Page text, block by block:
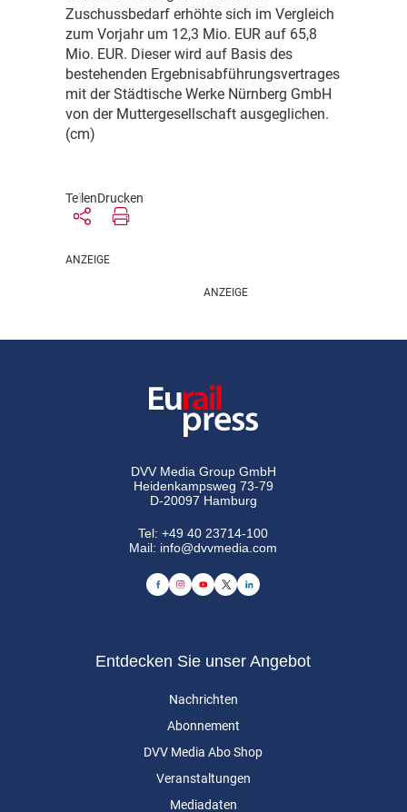
Zuschussbedarf erhöhte sich im Vergleich
zum Vorjahr um 12,3 Mio. EUR auf 65,8
Mio. EUR. Dieser wird auf Basis des
bestehenden Ergebnisabführungsvertrages
mit der Städtische Werke Nürnberg GmbH
von der Muttergesellschaft ausgeglichen.
(cm)
TeilenDrucken
DVV Media Group GmbH
Heidenkampsweg 73-79
D-20097 Hamburg
Tel:+49 40 23714-100
Mail: info@dvvmedia.com
Entdecken Sie unser Angebot
Nachrichten
Abonnement
DVV Media Abo Shop
Veranstaltungen
Mediadaten